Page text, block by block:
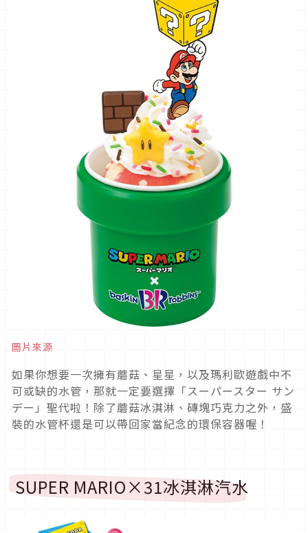
圖片來源
如果你想要一次擁有蘑菇、星星，以及瑪利歐遊戲中不
可或缺的水管，那就一定要選擇「スーパースター サン
デー」聖代啦！除了蘑菇冰淇淋、磚塊巧克力之外，盛
裝的水管杯還是可以帶回家當紀念的環保容器喔！
SUPER MARIO×31冰淇淋汽水